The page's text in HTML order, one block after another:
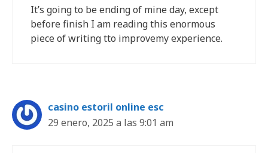
It’s going to be ending of mine day, except
before finish I am reading this enormous
piece of writing tto improvemy experience.
casino estoril online esc
29 enero, 2025 a las 9:01 am